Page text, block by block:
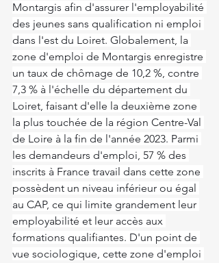
Montargis afin d'assurer l'employabilité
des jeunes sans qualification ni emploi
dans l'est du Loiret. Globalement, la
zone d'emploi de Montargis enregistre
un taux de chômage de 10,2 %, contre
7,3 % à l'échelle du département du
Loiret, faisant d'elle la deuxième zone
la plus touchée de la région Centre-Val
de Loire à la fin de l'année 2023. Parmi
les demandeurs d'emploi, 57 % des
inscrits à France travail dans cette zone
possèdent un niveau inférieur ou égal
au CAP, ce qui limite grandement leur
employabilité et leur accès aux
formations qualifiantes. D'un point de
vue sociologique, cette zone d'emploi